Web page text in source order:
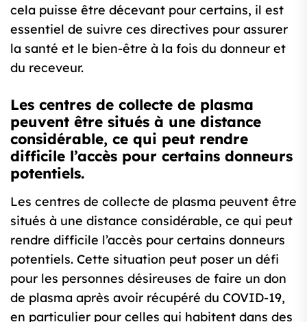
cela puisse être décevant pour certains, il est
essentiel de suivre ces directives pour assurer
la santé et le bien-être à la fois du donneur et
du receveur.
Les centres de collecte de plasma
peuvent être situés à une distance
considérable, ce qui peut rendre
difficile l’accès pour certains donneurs
potentiels.
Les centres de collecte de plasma peuvent être
situés à une distance considérable, ce qui peut
rendre difficile l’accès pour certains donneurs
potentiels. Cette situation peut poser un défi
pour les personnes désireuses de faire un don
de plasma après avoir récupéré du COVID-19,
en particulier pour celles qui habitent dans des